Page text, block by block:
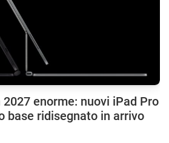
enorme: nuovi iPad Pro
base ridisegnato in arrivo